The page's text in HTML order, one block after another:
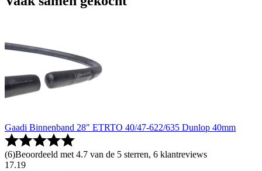
Gaadi Binnenband 28" ETRTO 40/47-622/635 Dunlop 40mm
(6)Beoordeeld met 4.7 van de 5 sterren, 6 klantreviews
17.19